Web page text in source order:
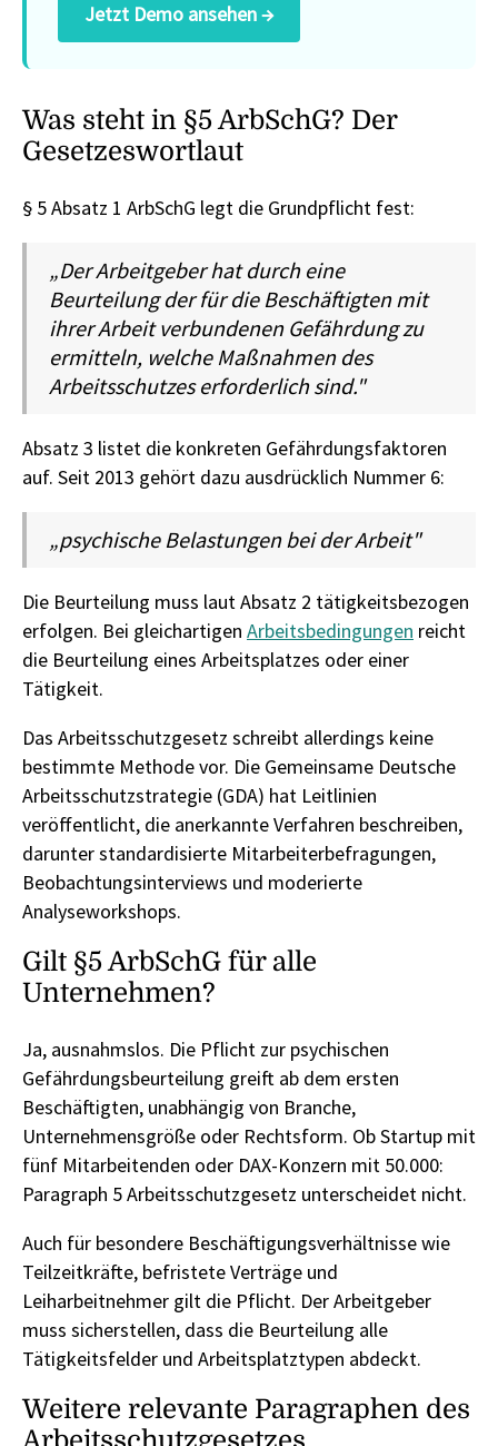
Jetzt Demo ansehen →
Was steht in §5 ArbSchG? Der
Gesetzeswortlaut
§ 5 Absatz 1 ArbSchG legt die Grundpflicht fest:
„Der Arbeitgeber hat durch eine
Beurteilung der für die Beschäftigten mit
ihrer Arbeit verbundenen Gefährdung zu
ermitteln, welche Maßnahmen des
Arbeitsschutzes erforderlich sind."
Absatz 3 listet die konkreten Gefährdungsfaktoren
auf. Seit 2013 gehört dazu ausdrücklich Nummer 6:
„psychische Belastungen bei der Arbeit"
Die Beurteilung muss laut Absatz 2 tätigkeitsbezogen
erfolgen. Bei gleichartigen Arbeitsbedingungen reicht
die Beurteilung eines Arbeitsplatzes oder einer
Tätigkeit.
Das Arbeitsschutzgesetz schreibt allerdings keine
bestimmte Methode vor. Die Gemeinsame Deutsche
Arbeitsschutzstrategie (GDA) hat Leitlinien
veröffentlicht, die anerkannte Verfahren beschreiben,
darunter standardisierte Mitarbeiterbefragungen,
Beobachtungsinterviews und moderierte
Analyseworkshops.
Gilt §5 ArbSchG für alle
Unternehmen?
Ja, ausnahmslos. Die Pflicht zur psychischen
Gefährdungsbeurteilung greift ab dem ersten
Beschäftigten, unabhängig von Branche,
Unternehmensgröße oder Rechtsform. Ob Startup mit
fünf Mitarbeitenden oder DAX-Konzern mit 50.000:
Paragraph 5 Arbeitsschutzgesetz unterscheidet nicht.
Auch für besondere Beschäftigungsverhältnisse wie
Teilzeitkräfte, befristete Verträge und
Leiharbeitnehmer gilt die Pflicht. Der Arbeitgeber
muss sicherstellen, dass die Beurteilung alle
Tätigkeitsfelder und Arbeitsplatztypen abdeckt.
Weitere relevante Paragraphen des